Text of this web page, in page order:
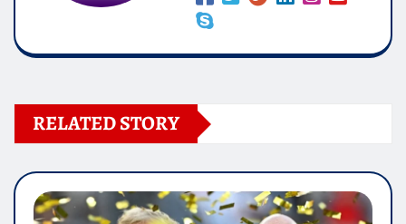
RELATED STORY